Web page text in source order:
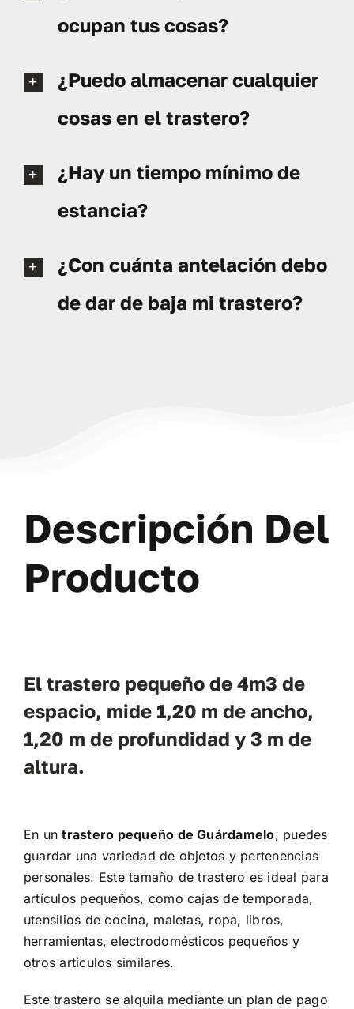
ocupan tus cosas?
¿Puedo almacenar cualquier
cosas en el trastero?
¿Hay un tiempo mínimo de
estancia?
¿Con cuánta antelación debo
de dar de baja mi trastero?
Descripción Del
Producto
El trastero pequeño de 4m3 de
espacio, mide 1,20 m de ancho,
1,20 m de profundidad y 3 m de
altura.
En untrastero pequeño de Guárdamelo, puedes
guardar una variedad de objetos y pertenencias
personales. Este tamaño de trastero es ideal para
artículos pequeños, como cajas de temporada,
utensilios de cocina, maletas, ropa, libros,
herramientas, electrodomésticos pequeños y
otros artículos similares.
Este trastero se alquila mediante un plan de pago